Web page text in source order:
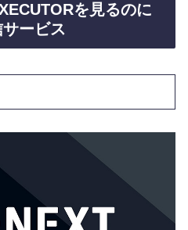
を見るのに
ービス